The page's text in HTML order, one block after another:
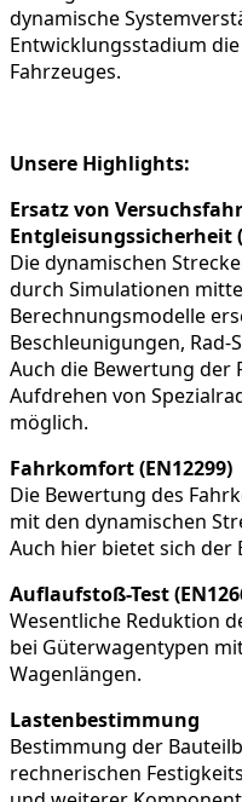
dynamische
Entwicklungsstadium
Fahrzeuges.
Unsere Highlights:
Ersatz von
Entgleisungssicherheit
Die dynamischen
durch Simulationen
Berechnungsmodelle
Beschleunigungen, Rad-
Auch die Bewertung der
Aufdrehen von
möglich.
Fahrkomfort (EN12299)
Die Bewertung des
mit den dynamischen
Auch hier bietet sich der
Auflaufstoß-Test
Wesentliche Reduktion
bei Güterwagentypen
Wagenlängen.
Lastenbestimmung
Bestimmung der
rechnerischen